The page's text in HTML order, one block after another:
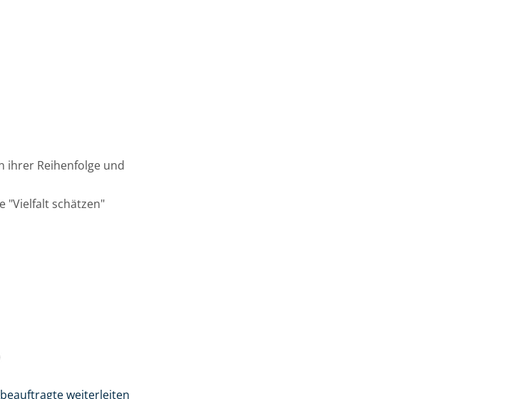
ihrer Reihenfolge und
"Vielfalt schätzen"
weiterleiten